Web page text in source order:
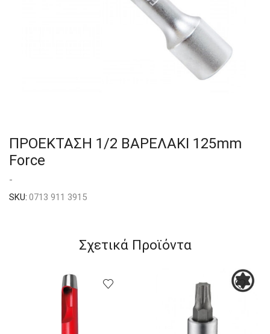
ΠΡΟΕΚΤΑΣΗ 1/2 ΒΑΡΕΛΑΚΙ 125mm
Force
-
SKU: 0713 911 3915
Σχετικά Προϊόντα